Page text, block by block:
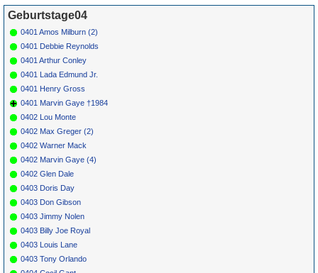
Für Axel's Tageskalender:
Grün = Kurzgeschichte
Grün! = fachlich bestimmt spannend, nicht verpassen!
Grün+ = Stundenbeitrag
Gelb = Kurzgeschichten oder Stundensendungen in Arbeit
Blau = Beschreibungstext (beschreibender Text)
Geburtstage04
0401 Amos Milburn (2)
0401 Debbie Reynolds
0401 Arthur Conley
0401 Lada Edmund Jr.
0401 Henry Gross
0401 Marvin Gaye †1984
0402 Lou Monte
0402 Max Greger (2)
0402 Warner Mack
0402 Marvin Gaye (4)
0402 Glen Dale
0403 Doris Day
0403 Don Gibson
0403 Jimmy Nolen
0403 Billy Joe Royal
0403 Louis Lane
0403 Tony Orlando